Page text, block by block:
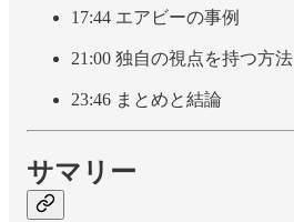
17:44 エアビーの事例
21:00 独自の視点を持つ方法
23:46 まとめと結論
サマリー